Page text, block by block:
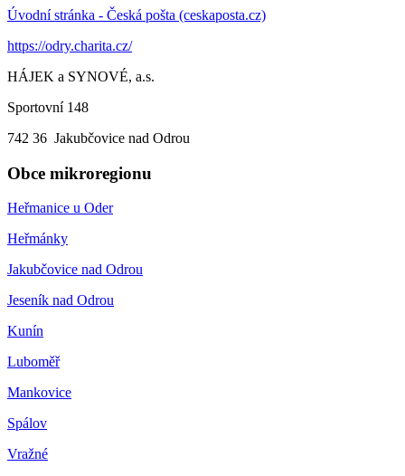
Úvodní stránka - Česká pošta (ceskaposta.cz)
https://odry.charita.cz/
HÁJEK a SYNOVÉ, a.s.
Sportovní 148
742 36 Jakubčovice nad Odrou
Obce mikroregionu
Heřmanice u Oder
Heřmánky
Jakubčovice nad Odrou
Jeseník nad Odrou
Kunín
Luboměř
Mankovice
Spálov
Vražné